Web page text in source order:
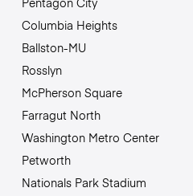
Columbia Heights
Ballston-MU
Rosslyn
McPherson Square
Farragut North
Washington Metro Center
Petworth
Nationals Park Stadium